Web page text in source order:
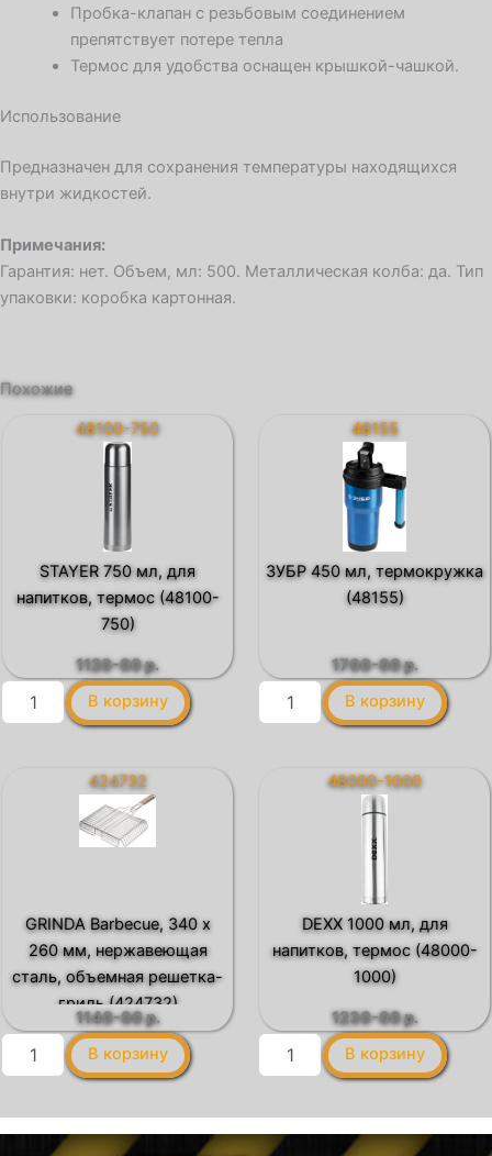
Пробка-клапан с резьбовым соединением
препятствует потере тепла
Термос для удобства оснащен крышкой-чашкой.
Использование
Предназначен для сохранения температуры находящихся
внутри жидкостей.
Примечания:
Гарантия: нет. Объем, мл: 500. Металлическая колба: да. Тип
упаковки: коробка картонная.
Похожие
48100-750
STAYER 750 мл, для
напитков, термос (48100-
750)
1120-00р.
Количество
товара
В корзину
48155
ЗУБР 450 мл, термокружка
(48155)
1700-00р.
Количество
товара
термокружка
В корзину
424732
GRINDA Barbecue, 340 х
260 мм, нержавеющая
сталь, объемная решетка-
гриль (424732)
1140-00р.
Количество
товара
340
В корзину
48000-1000
DEXX 1000 мл, для
напитков, термос (48000-
1000)
1230-00р.
Количество
товара
мл,
для
В корзину